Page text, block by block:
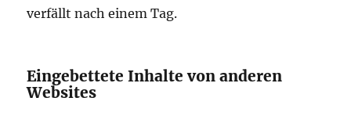
verfällt nach einem Tag.
Eingebettete Inhalte von anderen
Websites